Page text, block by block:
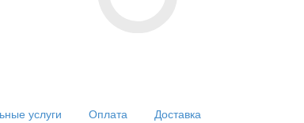
услуги Оплата Доставка